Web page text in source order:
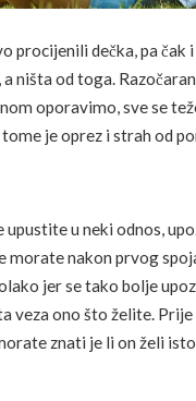
procijenili dečka, pa čak
ništa od toga.
oporavimo, sve se
je oprez i strah od
upustite u neki odnos,
morate nakon prvog
jer se tako bolje
veza ono što želite.
znati je li on želi